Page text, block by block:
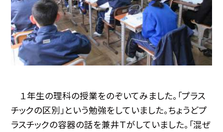
１年生の理科の授業をのぞいてみました。「プラス
チックの区別」という勉強をしていました。ちょうどプ
ラスチックの容器の話を兼井Ｔがしていました。「混ぜ